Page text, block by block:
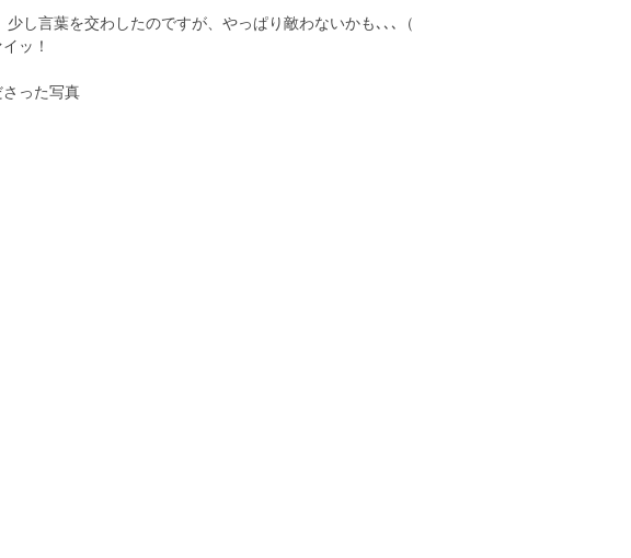
し言葉を交わしたのですが、やっぱり敵わないかも､､､（
ッ！
った写真